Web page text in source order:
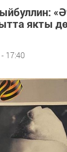
якты
17:40